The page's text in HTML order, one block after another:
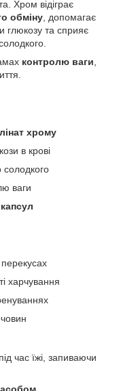
Хром відіграє
обміну , допомагає
глюкозу та сприяє
контролю ваги
хрому
в крові
солодкого
ваги
харчування
під час їжі, запиваючи